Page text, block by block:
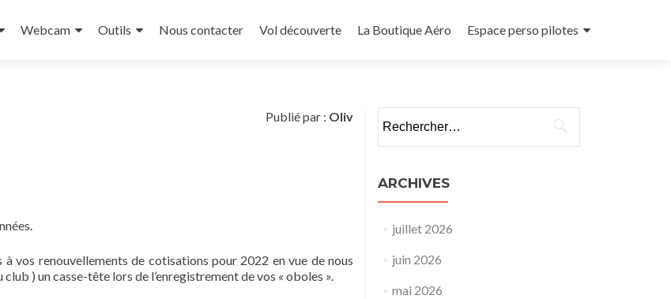
Webcam Outils Nous contacter Vol découverte La Boutique Aéro Espace perso pilotes
Publié par : Oliv
vos renouvellements de cotisations pour 2022 en vue de nous
) un casse-tête lors de l’enregistrement de vos « oboles ».
ARCHIVES
juillet 2026
juin 2026
mai 2026